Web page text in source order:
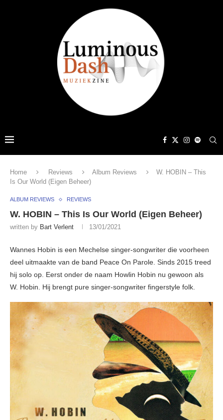
Home Reviews Album Reviews
W. HOBIN – This
Is Our World (Eigen Beheer)
ALBUM REVIEWS REVIEWS
W. HOBIN – This Is Our World (Eigen Beheer)
written by Bart Verlent 13/01/2021
Wannes Hobin is een Mechelse singer-songwriter die voorheen
deel uitmaakte van de band Peace On Parole. Sinds 2015 treed
hij solo op. Eerst onder de naam Howlin Hobin nu gewoon als
W. Hobin. Hij brengt pure singer-songwriter fingerstyle folk.